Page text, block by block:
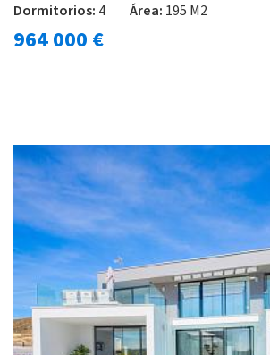
Dormitorios: 4 Área: 195 M2
964 000 €